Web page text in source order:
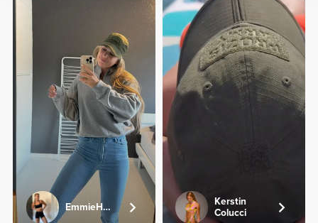
EmmieHeartsFood
Kerstin
Colucci